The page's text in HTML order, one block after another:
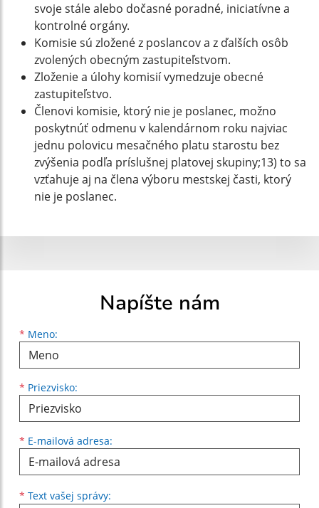
svoje stále alebo dočasné poradné, iniciatívne a
kontrolné orgány.
Komisie sú zložené z poslancov a z ďalších osôb
zvolených obecným zastupiteľstvom.
Zloženie a úlohy komisií vymedzuje obecné
zastupiteľstvo.
Členovi komisie, ktorý nie je poslanec, možno
poskytnúť odmenu v kalendárnom roku najviac
jednu polovicu mesačného platu starostu bez
zvýšenia podľa príslušnej platovej skupiny;13) to sa
vzťahuje aj na člena výboru mestskej časti, ktorý
nie je poslanec.
Napíšte nám
* Meno:
Meno
* Priezvisko:
Priezvisko
* E-mailová adresa:
E-mailová adresa
* Text vašej správy: